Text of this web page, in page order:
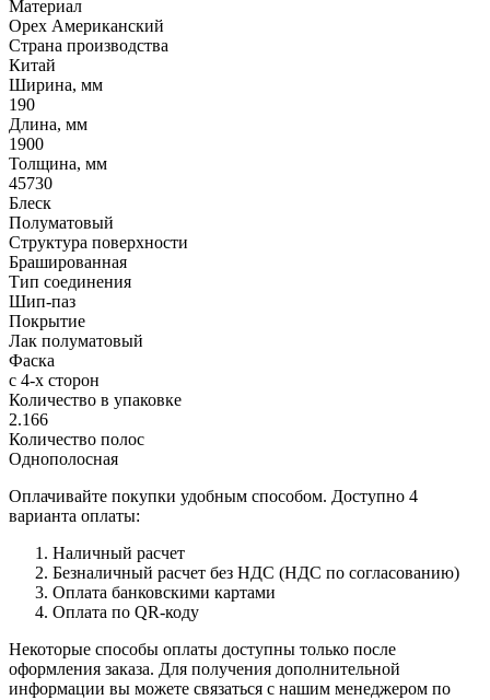
Материал
Орех Американский
Страна производства
Китай
Ширина, мм
190
Длина, мм
1900
Толщина, мм
45730
Блеск
Полуматовый
Структура поверхности
Брашированная
Тип соединения
Шип-паз
Покрытие
Лак полуматовый
Фаска
с 4-х сторон
Количество в упаковке
2.166
Количество полос
Однополосная
Оплачивайте покупки удобным способом. Доступно 4
варианта оплаты:
Наличный расчет
Безналичный расчет без НДС (НДС по согласованию)
Оплата банковскими картами
Оплата по QR-коду
Некоторые способы оплаты доступны только после
оформления заказа. Для получения дополнительной
информации вы можете связаться с нашим менеджером по